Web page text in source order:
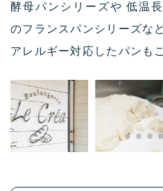
酵母パンシリーズや 低温
のフランスパンシリーズな
アレルギー対応したパンも